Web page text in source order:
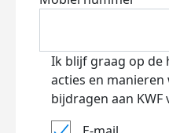
Ik blijf graag op de
acties en
bijdragen aan KWF